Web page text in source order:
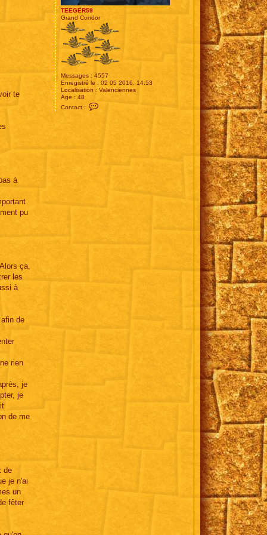
TEEGER59
Grand Condor
Messages : 4557
Enregistré le : 02 05 2016, 14:53
Localisation : Valenciennes
Âge : 48
Contact :
te
à
pu
ça,
les
à
de
rien
je
je
de me
de
je n'ai
un
fêter